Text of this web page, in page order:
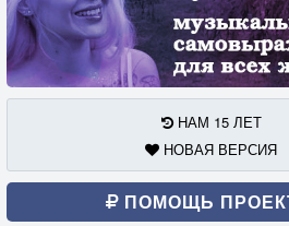
НАМ 15 ЛЕТ
НОВАЯ ВЕРСИЯ
ПОМОЩЬ